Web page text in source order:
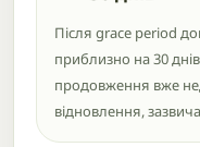
Після grace period
приблизно на 30
продовження вже
відновлення,